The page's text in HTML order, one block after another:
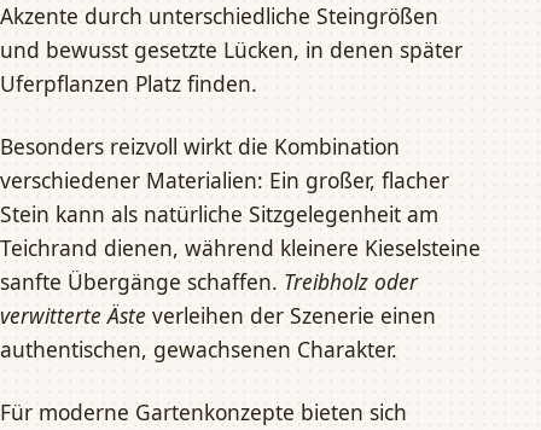
Akzente durch unterschiedliche Steingrößen
und bewusst gesetzte Lücken, in denen später
Uferpflanzen Platz finden.
Besonders reizvoll wirkt die Kombination
verschiedener Materialien: Ein großer, flacher
Stein kann als natürliche Sitzgelegenheit am
Teichrand dienen, während kleinere Kieselsteine
sanfte Übergänge schaffen. Treibholz oder
verwitterte Äste verleihen der Szenerie einen
authentischen, gewachsenen Charakter.
Für moderne Gartenkonzepte bieten sich